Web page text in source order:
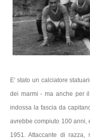
E' stato un calciatore
dei marmi - ma anche per
indossa la fascia da
avrebbe compiuto 100 anni,
1951. Attaccante di